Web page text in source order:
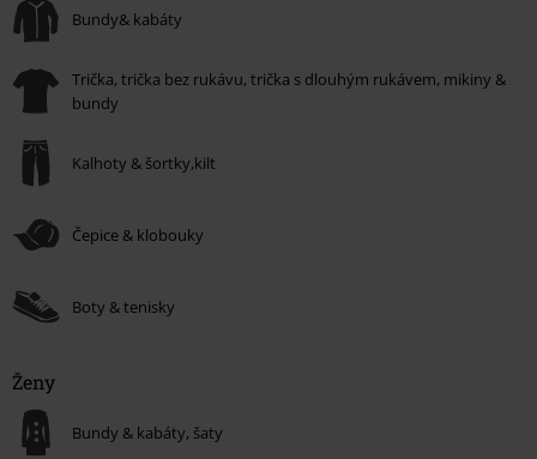
Kalhoty, šortky,kilt
Čepice, klobouky
Boty, tenisky
Bundy, kabáty, šaty
Korzety
Kalhoty & kraťasy & sukně
Bundy& kabáty
Trička, trička bez rukávu, trička s dlouhým rukávem, mikiny &
bundy
Kalhoty & šortky,kilt
Čepice & klobouky
Boty & tenisky
Ženy
Bundy & kabáty, šaty